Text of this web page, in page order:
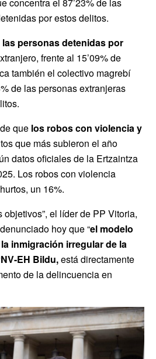
por estos delitos.
las personas detenidas por
frente al 15’09% de
también el colectivo magrebí
de las personas extranjeras
que los robos con violencia y
que más subieron el año
datos oficiales de la Ertzaintza
Los robos con violencia
un 16%.
objetivos”, el líder de PP Vitoria,
hoy que “el modelo
inmigración irregular de la
EH Bildu,está directamente
de la delincuencia en